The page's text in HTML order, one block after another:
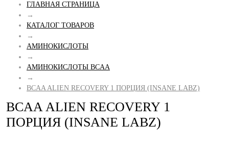
ГЛАВНАЯ СТРАНИЦА
→
КАТАЛОГ ТОВАРОВ
→
АМИНОКИСЛОТЫ
→
АМИНОКИСЛОТЫ BCAA
→
BCAA ALIEN RECOVERY 1 ПОРЦИЯ (INSANE LABZ)
BCAA ALIEN RECOVERY 1
ПОРЦИЯ (INSANE LABZ)